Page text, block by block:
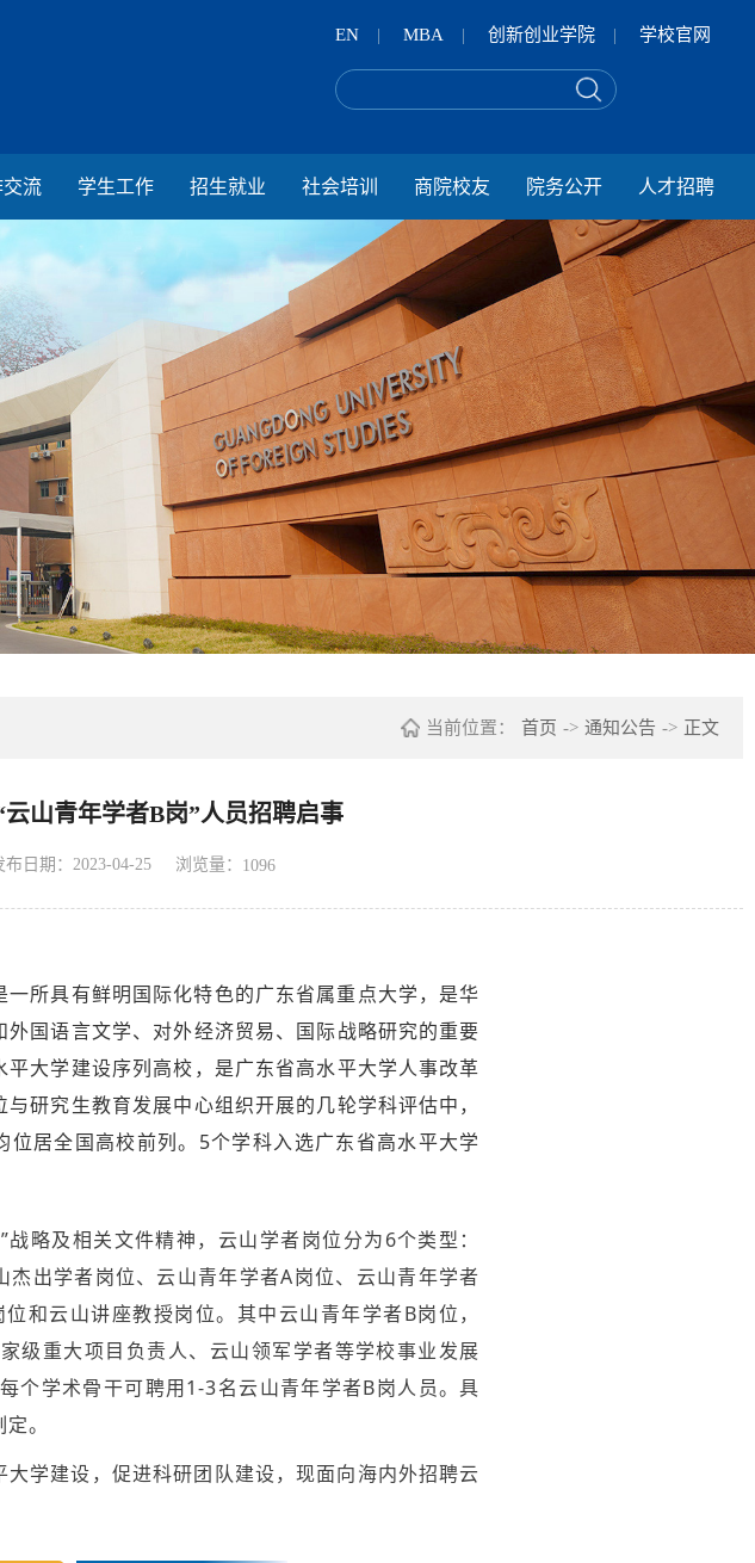
EN | MBA | 创新创业学院 | 学校官网
流 学生工作 招生就业 社会培训 商院校友 院务公开 人才招聘
当前位置： 首页 -> 通知公告 -> 正文
云山青年学者B岗”人员招聘启事
布日期：2023-04-25 浏览量： 1096
一所具有鲜明国际化特色的广东省属重点大学，是华
外国语言文学、对外经济贸易、国际战略研究的重要
大学建设序列高校，是广东省高水平大学人事改革
研究生教育发展中心组织开展的几轮学科评估中，
位居全国高校前列。5个学科入选广东省高水平大学
战略及相关文件精神，云山学者岗位分为6个类型：
杰出学者岗位、云山青年学者A岗位、云山青年学者
和云山讲座教授岗位。其中云山青年学者B岗位，
级重大项目负责人、云山领军学者等学校事业发展
个学术骨干可聘用1-3名云山青年学者B岗人员。具
。
大学建设，促进科研团队建设，现面向海内外招聘云